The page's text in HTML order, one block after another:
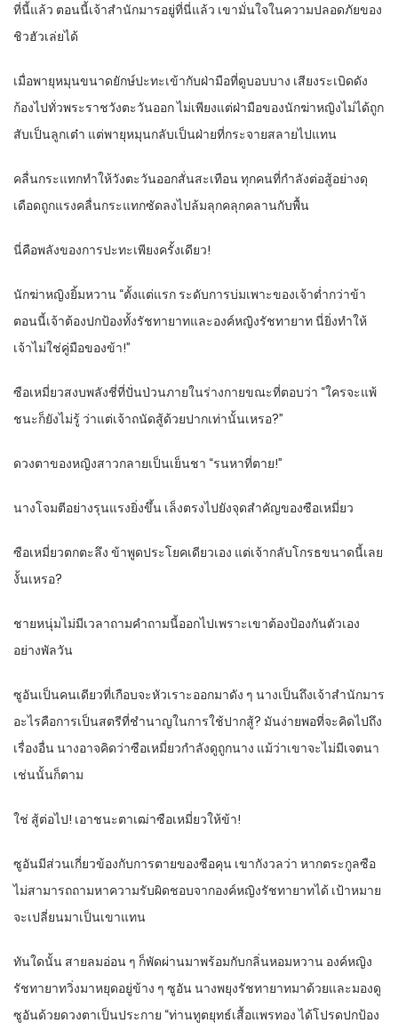
ที่นี้แล้ว ตอนนี้เจ้าสำนักมารอยู่ที่นี่แล้ว เขามั่นใจในความปลอดภัยของ
ชิวฮัวเล่ยได้
เมื่อพายุหมุนขนาดยักษ์ปะทะเข้ากับฝ่ามือที่ดูบอบบาง เสียงระเบิดดัง
ก้องไปทั่วพระราชวังตะวันออก ไม่เพียงแต่ฝ่ามือของนักฆ่าหญิงไม่ได้ถูก
สับเป็นลูกเต๋า แต่พายุหมุนกลับเป็นฝ่ายที่กระจายสลายไปแทน
คลื่นกระแทกทำให้วังตะวันออกสั่นสะเทือน ทุกคนที่กำลังต่อสู้อย่างดุ
เดือดถูกแรงคลื่นกระแทกซัดลงไปล้มลุกคลุกคลานกับพื้น
นี่คือพลังของการปะทะเพียงครั้งเดียว!
นักฆ่าหญิงยิ้มหวาน “ตั้งแต่แรก ระดับการบ่มเพาะของเจ้าต่ำกว่าข้า
ตอนนี้เจ้าต้องปกป้องทั้งรัชทายาทและองค์หญิงรัชทายาท นี่ยิ่งทำให้
เจ้าไม่ใช่คู่มือของข้า!”
ซือเหมี่ยวสงบพลังชี่ที่ปั่นป่วนภายในร่างกายขณะที่ตอบว่า “ใครจะแพ้
ชนะก็ยังไม่รู้ ว่าแต่เจ้าถนัดสู้ด้วยปากเท่านั้นเหรอ?”
ดวงตาของหญิงสาวกลายเป็นเย็นชา “รนหาที่ตาย!”
นางโจมตีอย่างรุนแรงยิ่งขึ้น เล็งตรงไปยังจุดสำคัญของซือเหมี่ยว
ซือเหมี่ยวตกตะลึง ข้าพูดประโยคเดียวเอง แต่เจ้ากลับโกรธขนาดนี้เลย
งั้นเหรอ?
ชายหนุ่มไม่มีเวลาถามคำถามนี้ออกไปเพราะเขาต้องป้องกันตัวเอง
อย่างพัลวัน
ซูอันเป็นคนเดียวที่เกือบจะหัวเราะออกมาดัง ๆ นางเป็นถึงเจ้าสำนักมาร
อะไรคือการเป็นสตรีที่ชำนาญในการใช้ปากสู้? มันง่ายพอที่จะคิดไปถึง
เรื่องอื่น นางอาจคิดว่าซือเหมี่ยวกำลังดูถูกนาง แม้ว่าเขาจะไม่มีเจตนา
เช่นนั้นก็ตาม
ใช่ สู้ต่อไป! เอาชนะตาเฒ่าซือเหมี่ยวให้ข้า!
ซูอันมีส่วนเกี่ยวข้องกับการตายของซือคุน เขากังวลว่า หากตระกูลซือ
ไม่สามารถถามหาความรับผิดชอบจากองค์หญิงรัชทายาทได้ เป้าหมาย
จะเปลี่ยนมาเป็นเขาแทน
ทันใดนั้น สายลมอ่อน ๆ ก็พัดผ่านมาพร้อมกับกลิ่นหอมหวาน องค์หญิง
รัชทายาทวิ่งมาหยุดอยู่ข้าง ๆ ซูอัน นางพยุงรัชทายาทมาด้วยและมองดู
ซูอันด้วยดวงตาเป็นประกาย “ท่านทูตยุทธ์เสื้อแพรทอง ได้โปรดปกป้อง